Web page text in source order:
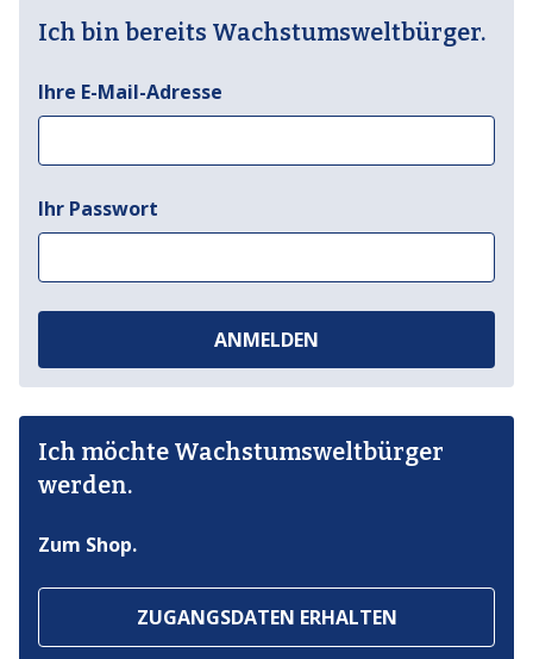
Ich bin bereits Wachstumsweltbürger.
Ihre E-Mail-Adresse
Ihr Passwort
ANMELDEN
Ich möchte Wachstumsweltbürger
werden.
Zum Shop.
ZUGANGSDATEN ERHALTEN